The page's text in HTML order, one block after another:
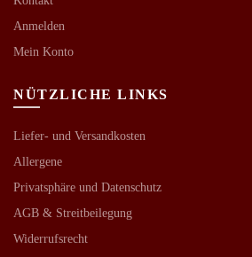
Anmelden
Mein Konto
NÜTZLICHE LINKS
Liefer- und Versandkosten
Allergene
Privatsphäre und Datenschutz
AGB & Streitbeilegung
Widerrufsrecht